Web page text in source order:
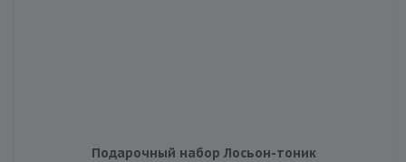
Подарочный набор Лосьон-тоник